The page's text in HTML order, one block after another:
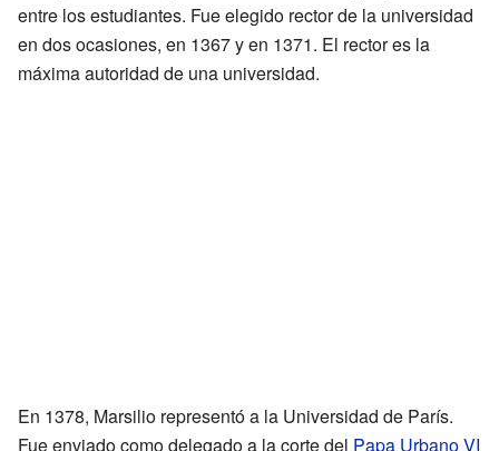
entre los estudiantes. Fue elegido rector de la universidad
en dos ocasiones, en 1367 y en 1371. El rector es la
máxima autoridad de una universidad.
En 1378, Marsilio representó a la Universidad de París.
Fue enviado como delegado a la corte del Papa Urbano VI